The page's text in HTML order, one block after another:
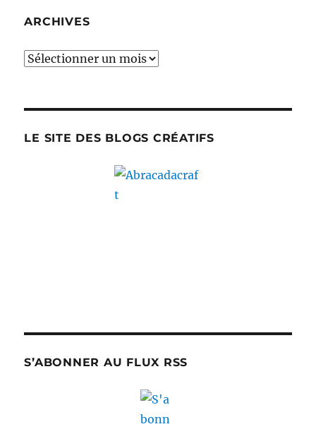
ARCHIVES
Archives
LE SITE DES BLOGS CRÉATIFS
S’ABONNER AU FLUX RSS